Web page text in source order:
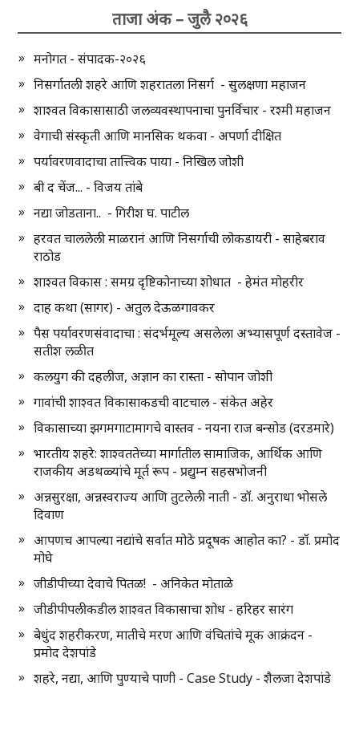
ताजा अंक – जुलै २०२६
मनोगत - संपादक-२०२६
निसर्गातली शहरे आणि शहरातला निसर्ग - सुलक्षणा महाजन
शाश्वत विकासासाठी जलव्यवस्थापनाचा पुनर्विचार - रश्मी महाजन
वेगाची संस्कृती आणि मानसिक थकवा - अपर्णा दीक्षित
पर्यावरणवादाचा तात्त्विक पाया - निखिल जोशी
बी द चेंज... - विजय तांबे
नद्या जोडताना.. - गिरीश घ. पाटील
हरवत चाललेली माळरानं आणि निसर्गाची लोकडायरी - साहेबराव
राठोड
शाश्वत विकास : समग्र दृष्टिकोनाच्या शोधात - हेमंत मोहरीर
दाह कथा (सागर) - अतुल देऊळगावकर
पैस पर्यावरणसंवादाचा : संदर्भमूल्य असलेला अभ्यासपूर्ण दस्तावेज -
सतीश लळीत
कलयुग की दहलीज, अज्ञान का रास्ता - सोपान जोशी
गावांची शाश्वत विकासाकडची वाटचाल - संकेत अहेर
विकासाच्या झगमगाटामागचे वास्तव - नयना राज बन्सोड (दरडमारे)
भारतीय शहरे: शाश्वततेच्या मार्गातील सामाजिक, आर्थिक आणि
राजकीय अडथळ्यांचे मूर्त रूप - प्रद्युम्न सहस्रभोजनी
अन्नसुरक्षा, अन्नस्वराज्य आणि तुटलेली नाती - डॉ. अनुराधा भोसले
दिवाण
आपणच आपल्या नद्यांचे सर्वात मोठे प्रदूषक आहोत का? - डॉ. प्रमोद
मोघे
जीडीपीच्या देवाचे पितळ! - अनिकेत मोताळे
जीडीपीपलीकडील शाश्वत विकासाचा शोध - हरिहर सारंग
बेधुंद शहरीकरण, मातीचे मरण आणि वंचितांचे मूक आक्रंदन -
प्रमोद देशपांडे
शहरे, नद्या, आणि पुण्याचे पाणी - Case Study - शैलजा देशपांडे